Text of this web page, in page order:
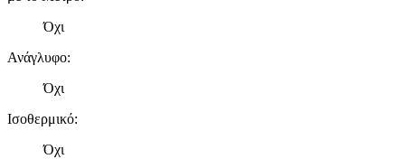
Όχι
Ανάγλυφο:
Όχι
Ισοθερμικό:
Όχι